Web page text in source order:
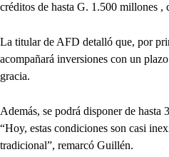
créditos de hasta G. 1.500 millones ,
La titular de AFD detalló que, por
acompañará inversiones con un
gracia.
Además, se podrá disponer de hasta
“Hoy, estas condiciones son casi
tradicional”, remarcó Guillén.